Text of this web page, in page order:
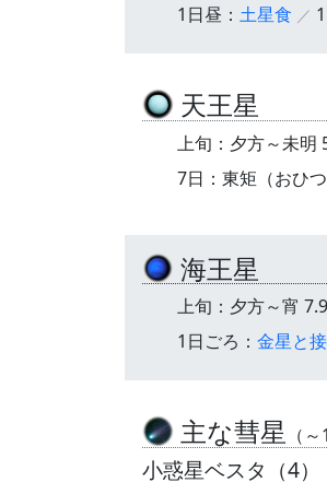
1日昼： 土星食
天王星
上旬：夕方～未明
7日：東矩（おひつ
海王星
上旬：夕方～宵
1日ごろ： 金星と
主な彗星 （
小惑星ベスタ（4）